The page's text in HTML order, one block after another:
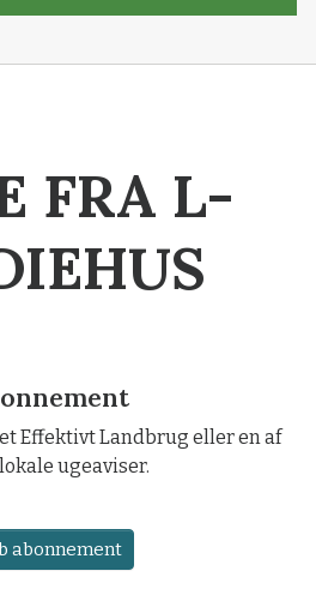
FRA L-
Effektivt Landbrug eller en af
ugeaviser.
abonnement